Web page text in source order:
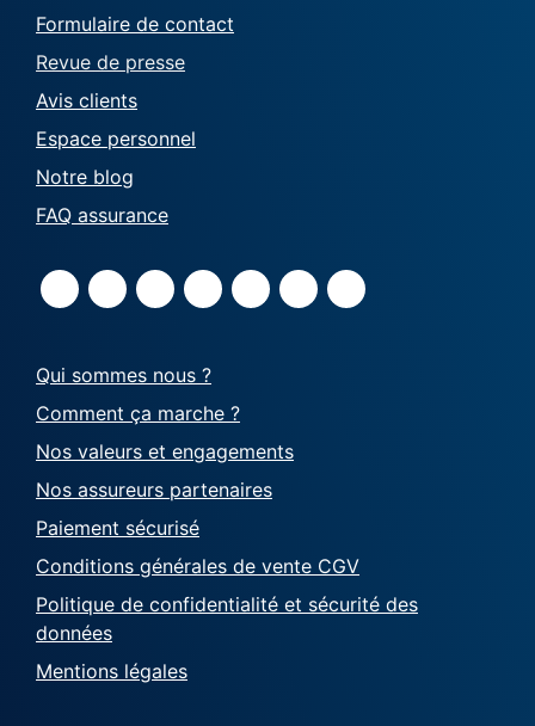
Formulaire de contact
Revue de presse
Avis clients
Espace personnel
Notre blog
FAQ assurance
Qui sommes nous ?
Comment ça marche ?
Nos valeurs et engagements
Nos assureurs partenaires
Paiement sécurisé
Conditions générales de vente CGV
Politique de confidentialité et sécurité des
données
Mentions légales